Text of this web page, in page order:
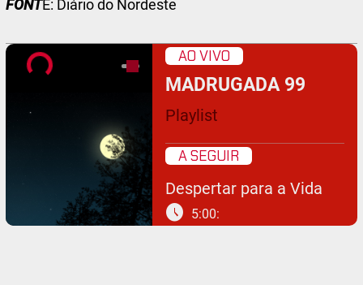
FONTE: Diário do Nordeste
AO VIVO
MADRUGADA 99
Playlist
A SEGUIR
Despertar para a Vida
schedule 5:00: